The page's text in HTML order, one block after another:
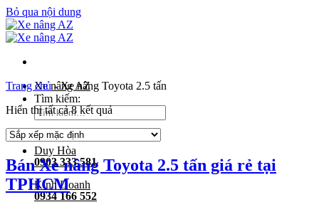
Bỏ qua nội dung
Xe nâng AZ
Tìm kiếm:
Duy Hòa
0903 333 581
Kinh Doanh
0934 166 552
Trang chủ-Xe nâng Toyota 2.5 tấn
Hiển thị tất cả 8 kết quả
Bán Xe nâng Toyota 2.5 tấn giá rẻ tại
TPHCM